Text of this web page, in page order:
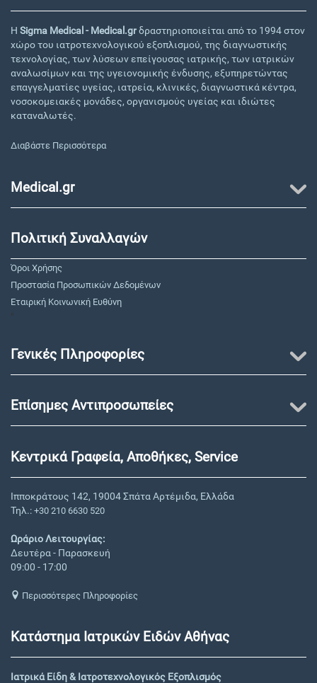
Η Sigma Medical - Medical.grδραστηριοποιείται από το 1994 στον
χώρο του ιατροτεχνολογικού εξοπλισμού, της διαγνωστικής
τεχνολογίας, των λύσεων επείγουσας ιατρικής, των ιατρικών
αναλωσίμων και της υγειονομικής ένδυσης, εξυπηρετώντας
επαγγελματίες υγείας, ιατρεία, κλινικές, διαγνωστικά κέντρα,
νοσοκομειακές μονάδες, οργανισμούς υγείας και ιδιώτες
καταναλωτές.
Διαβάστε Περισσότερα
Medical.gr
Πολιτική Συναλλαγών
Όροι Χρήσης
Προστασία Προσωπικών Δεδομένων
Εταιρική Κοινωνική Ευθύνη
"
Γενικές Πληροφορίες
Επίσημες Αντιπροσωπείες
Κεντρικά Γραφεία, Αποθήκες, Service
Ιπποκράτους 142, 19004 Σπάτα Αρτέμιδα, Ελλάδα
Τηλ.: +30 210 6630 520
Ωράριο Λειτουργίας:
Δευτέρα - Παρασκευή
09:00 - 17:00
Περισσότερες Πληροφορίες
Κατάστημα Ιατρικών Ειδών Αθήνας
Ιατρικά Είδη & Ιατροτεχνολογικός Εξοπλισμός